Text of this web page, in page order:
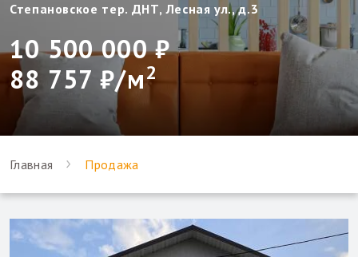
Степановское тер. ДНТ, Лесная ул., д.3
10 500 000 ₽
88 757 ₽/м2
Главная Продажа